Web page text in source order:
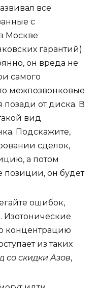
все
с
Москве
гарантий).
он вреда не
самого
межпозвонковые
позади от диска. В
вид
Подскажите,
сделок,
а потом
позиции, он будет
ошибок,
Изотонические
концентрацию
из таких
со скидки Азов,